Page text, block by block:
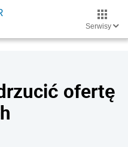
Serwisy
ofertę